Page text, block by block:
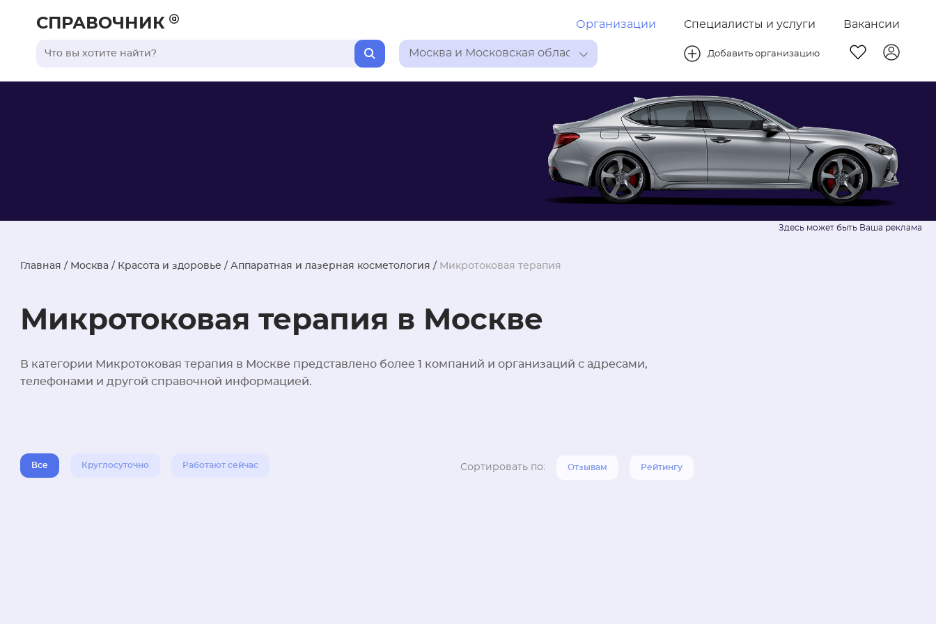
СПРАВОЧНИК Организации Специалисты и услуги Вакансии
Москва и Московская область Добавить организацию
Главная / Москва / Красота и здоровье / Аппаратная и лазерная косметология / Микротоковая терапия
Микротоковая терапия в Москве
В категории Микротоковая терапия в Москве представлено более 1 компаний и организаций с адресами,
телефонами и другой справочной информацией.
Все Круглосуточно Работают сейчас Сортировать по: Отзывам Рейтингу